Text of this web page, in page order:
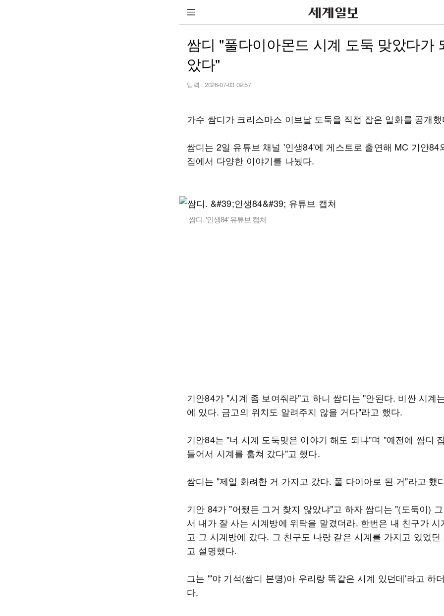
쌈디 "풀다이아몬드 시계 도둑 맞았다가
았다"
입력 : 2026-07-03 09:57
가수 쌈디가 크리스마스 이브날 도둑을 직접 잡은 일화를 공개했
쌈디는 2일 유튜브 채널 '인생84'에 게스트로 출연해 MC 기안84
집에서 다양한 이야기를 나눴다.
쌈디. '인생84' 유튜브 캡처
기안84가 "시계 좀 보여줘라"고 하니 쌈디는 "안된다. 비싼 시계
에 있다. 금고의 위치도 알려주지 않을 거다"라고 했다.
기안84는 "너 시계 도둑맞은 이야기 해도 되냐"며 "예전에 쌈디
들어서 시계를 훔쳐 갔다"고 했다.
쌈디는 "제일 화려한 거 가지고 갔다. 풀 다이아로 된 거"라고 했
기안 84가 "어쨌든 그거 찾지 않았냐"고 하자 쌈디는 "(도둑이)
서 내가 잘 사는 시계방에 위탁을 맡겼더라. 한번은 내 친구가 시
고 그 시계방에 갔다. 그 친구도 나랑 같은 시계를 가지고 있었던
고 설명했다.
그는 "'야 기석(쌈디 본명)아 우리랑 똑같은 시계 있던데'라고 하
다.